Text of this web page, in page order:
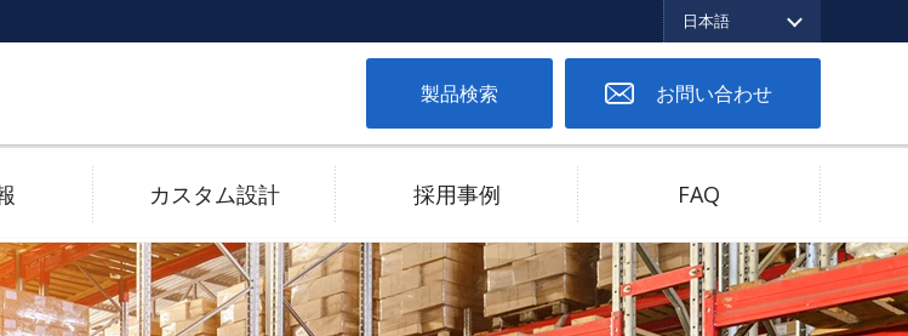
日本語
English
繁体中文
日本語
製品検索 お問い合わせ
受け側コネクタ ツーピースコネクタ
メッキ技術 低バネ圧対応
カスタム設計 採用事例 FAQ